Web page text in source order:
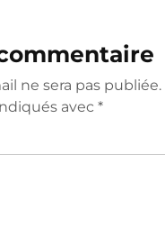
ne sera pas publiée.
avec *